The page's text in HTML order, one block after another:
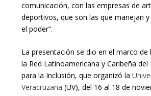
comunicación, con las empresas de
deportivos, que son las que manejan
el poder”.
La presentación se dio en el marco de
la Red Latinoamericana y Caribeña
para la Inclusión, que organizó la
Veracruzana (UV),del 16 al 18 de